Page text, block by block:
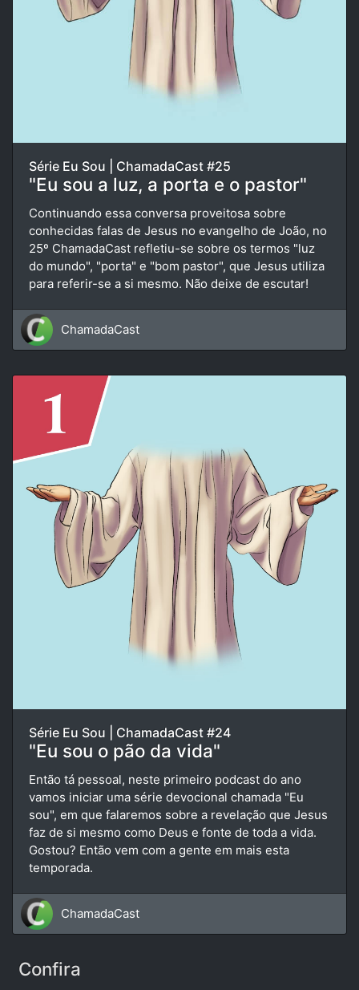
Série Eu Sou | ChamadaCast #25
"Eu sou a luz, a porta e o pastor"
Continuando essa conversa proveitosa sobre
conhecidas falas de Jesus no evangelho de João, no
25º ChamadaCast refletiu-se sobre os termos "luz
do mundo", "porta" e "bom pastor", que Jesus utiliza
para referir-se a si mesmo. Não deixe de escutar!
ChamadaCast
Série Eu Sou | ChamadaCast #24
"Eu sou o pão da vida"
Então tá pessoal, neste primeiro podcast do ano
vamos iniciar uma série devocional chamada "Eu
sou", em que falaremos sobre a revelação que Jesus
faz de si mesmo como Deus e fonte de toda a vida.
Gostou? Então vem com a gente em mais esta
temporada.
ChamadaCast
Confira